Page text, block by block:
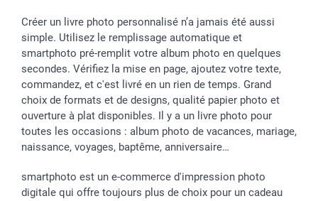
Créer un livre photo personnalisé n’a jamais été aussi
simple. Utilisez le remplissage automatique et
smartphoto pré-remplit votre album photo en quelques
secondes. Vérifiez la mise en page, ajoutez votre texte,
commandez, et c'est livré en un rien de temps. Grand
choix de formats et de designs, qualité papier photo et
ouverture à plat disponibles. Il y a un livre photo pour
toutes les occasions : album photo de vacances, mariage,
naissance, voyages, baptême, anniversaire…
smartphoto est un e-commerce d'impression photo
digitale qui offre toujours plus de choix pour un cadeau